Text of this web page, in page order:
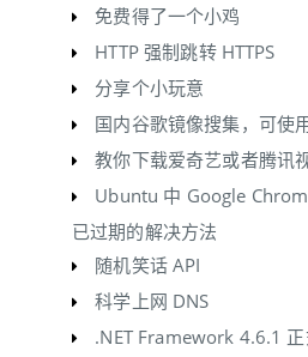
免费得了一个小鸡
HTTP 强制跳转 HTTPS
分享个小玩意
国内谷歌镜像搜集，可使
教你下载爱奇艺或者腾讯
Ubuntu 中 Google
已过期的解决方法
随机笑话 API
科学上网 DNS
.NET Framework 4.6.1